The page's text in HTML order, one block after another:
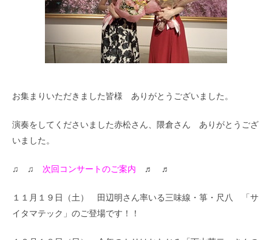
お集まりいただきました皆様 ありがとうございました。
演奏をしてくださいました赤松さん、隈倉さん ありがとうござ
いました。
♫ ♫ 次回コンサートのご案内 ♬ ♬
１１月１９日（土） 田辺明さん率いる三味線・箏・尺八 「サ
イタマテック」のご登場です！！